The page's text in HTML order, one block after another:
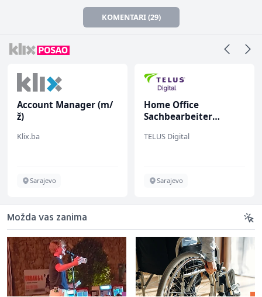
KOMENTARI (29)
Account Manager (m/
ž)
Klix.ba
Sarajevo
Home Office
Sachbearbeiter
bekannten deutschen
TELUS Digital
Sarajevo
Možda vas zanima